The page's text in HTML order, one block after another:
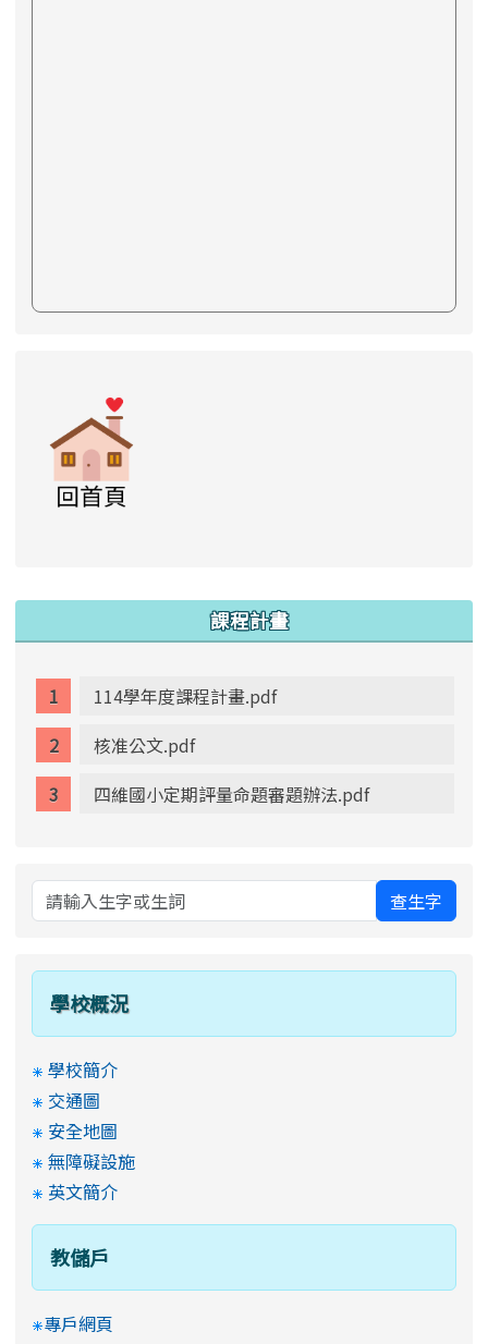
::: 課程計畫
114學年度課程計畫.pdf
核准公文.pdf
四維國小定期評量命題審題辦法.pdf
查生字
學校概況
學校簡介
交通圖
安全地圖
無障礙設施
英文簡介
教儲戶
專戶網頁